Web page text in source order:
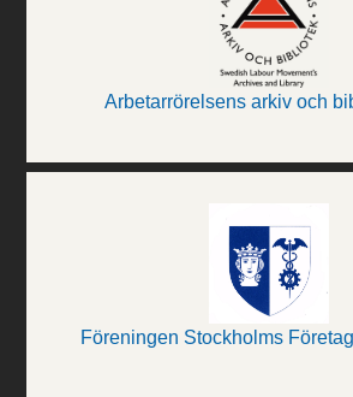
Arbetarrörelsens arkiv och
Föreningen Stockholms